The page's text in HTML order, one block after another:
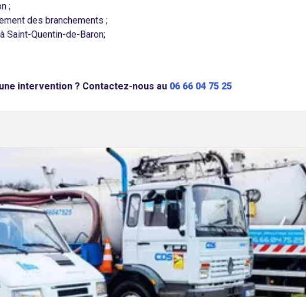
;
des branchements ;
Saint-Quentin-de-Baron;
intervention ? Contactez-nous au 06 66 04 75 25